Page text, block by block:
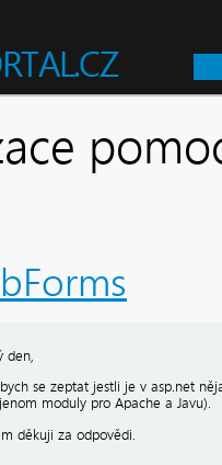
den,
se zeptat jestli je v asp.net
moduly pro Apache a Javu).
děkuji za odpovědi.